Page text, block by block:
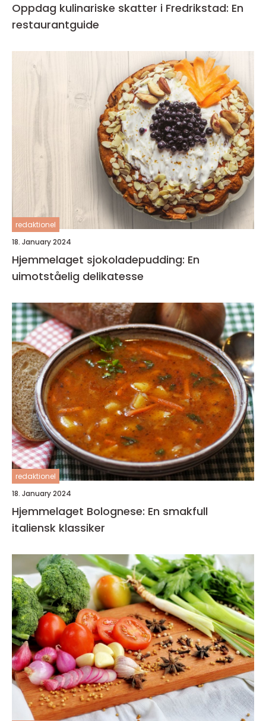
Oppdag kulinariske skatter i Fredrikstad: En
restaurantguide
redaktionel
18. January 2024
Hjemmelaget sjokoladepudding: En
uimotståelig delikatesse
redaktionel
18. January 2024
Hjemmelaget Bolognese: En smakfull
italiensk klassiker